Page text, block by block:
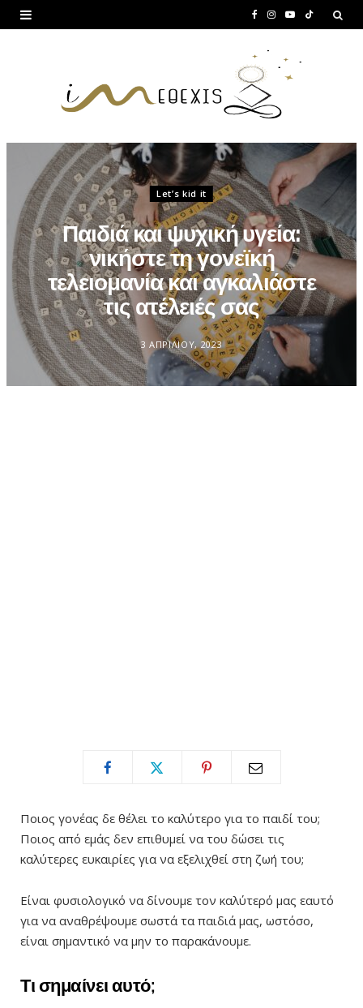
c
e
o
k
I
a
m
Y
b
e
T
Let’s kid it
Παιδιά και ψυχική υγεία:
νικήστε τη γονεϊκή
τελειομανία και αγκαλιάστε
τις ατέλειές σας
3 ΑΠΡΙΛΊΟΥ, 2023
Ποιος γονέας δε θέλει το καλύτερο για το παιδί του;
Ποιος από εμάς δεν επιθυμεί να του δώσει τις
καλύτερες ευκαιρίες για να εξελιχθεί στη ζωή του;
Είναι φυσιολογικό να δίνουμε τον καλύτερό μας εαυτό
για να αναθρέψουμε σωστά τα παιδιά μας, ωστόσο,
είναι σημαντικό να μην το παρακάνουμε.
Τι σημαίνει αυτό;